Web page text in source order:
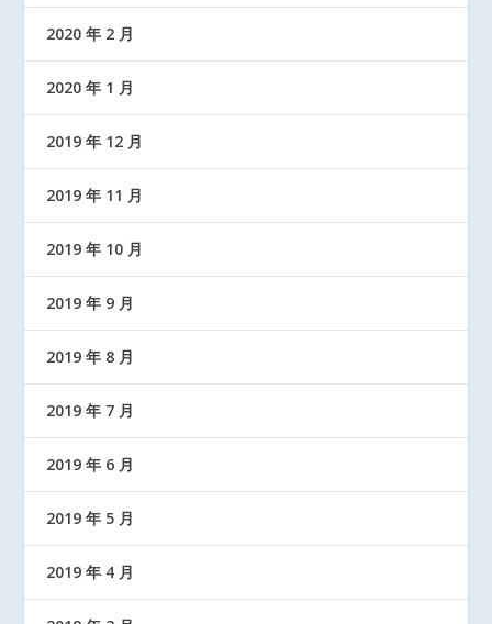
2020 年 2 月
2020 年 1 月
2019 年 12 月
2019 年 11 月
2019 年 10 月
2019 年 9 月
2019 年 8 月
2019 年 7 月
2019 年 6 月
2019 年 5 月
2019 年 4 月